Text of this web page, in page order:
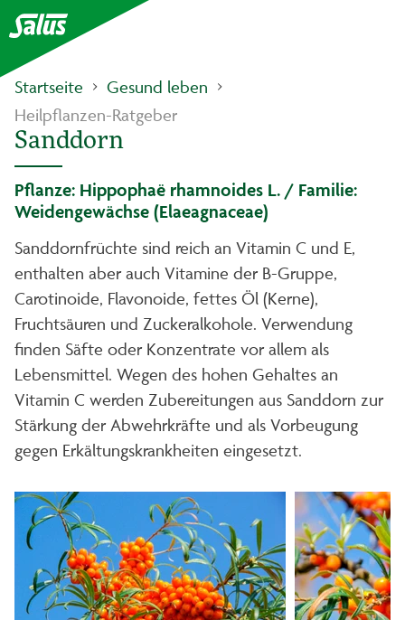
Startseite
Gesund leben
Heilpflanzen-Ratgeber
Sanddorn
Pflanze: Hippophaë rhamnoides L. / Familie:
Weidengewächse (Elaeagnaceae)
Sanddornfrüchte sind reich an Vitamin C und E,
enthalten aber auch Vitamine der B-Gruppe,
Carotinoide, Flavonoide, fettes Öl (Kerne),
Fruchtsäuren und Zuckeralkohole. Verwendung
finden Säfte oder Konzentrate vor allem als
Lebensmittel. Wegen des hohen Gehaltes an
Vitamin C werden Zubereitungen aus Sanddorn zur
Stärkung der Abwehrkräfte und als Vorbeugung
gegen Erkältungskrankheiten eingesetzt.